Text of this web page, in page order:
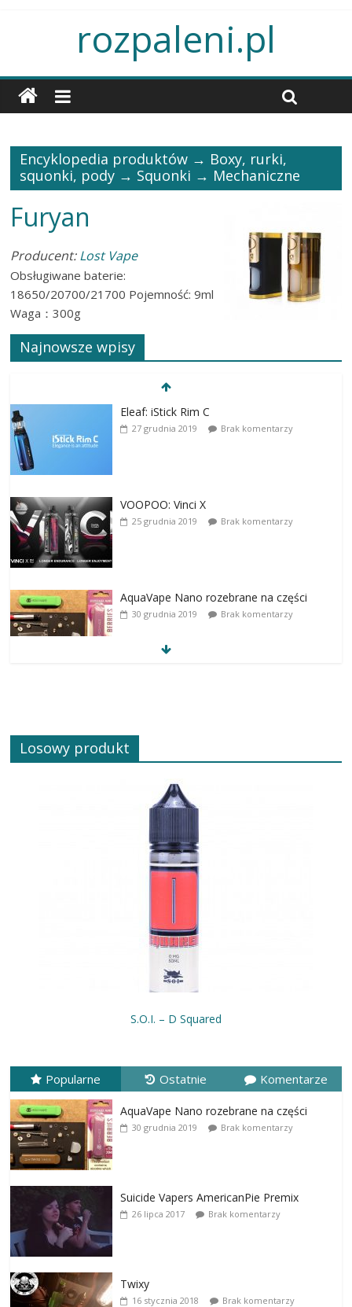
rozpaleni.pl
Encyklopedia produktów → Boxy, rurki,
squonki, pody → Squonki → Mechaniczne
Furyan
Producent:Lost Vape
Obsługiwane baterie:
18650/20700/21700 Pojemność: 9ml
Waga：300g
Najnowsze wpisy
Eleaf: iStick Rim C
27 grudnia 2019 Brak komentarzy
VOOPOO: Vinci X
25 grudnia 2019 Brak komentarzy
AquaVape Nano rozebrane na części
30 grudnia 2019 Brak komentarzy
Losowy produkt
S.O.I. – D Squared
Popularne Ostatnie Komentarze
AquaVape Nano rozebrane na części
30 grudnia 2019 Brak komentarzy
Suicide Vapers AmericanPie Premix
26 lipca 2017 Brak komentarzy
Twixy
16 stycznia 2018 Brak komentarzy